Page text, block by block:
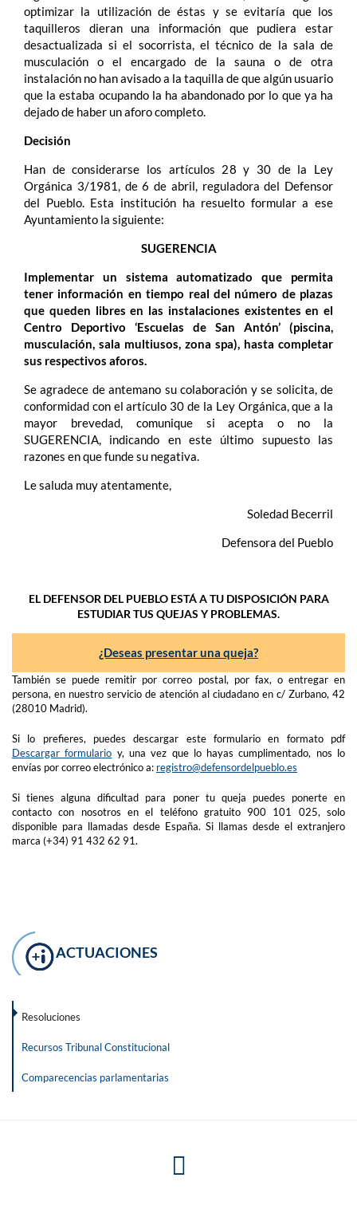
optimizar la utilización de éstas y se evitaría que los
taquilleros dieran una información que pudiera estar
desactualizada si el socorrista, el técnico de la sala de
musculación o el encargado de la sauna o de otra
instalación no han avisado a la taquilla de que algún usuario
que la estaba ocupando la ha abandonado por lo que ya ha
dejado de haber un aforo completo.
Decisión
Han de considerarse los artículos 28 y 30 de la Ley
Orgánica 3/1981, de 6 de abril, reguladora del Defensor
del Pueblo. Esta institución ha resuelto formular a ese
Ayuntamiento la siguiente:
SUGERENCIA
Implementar un sistema automatizado que permita
tener información en tiempo real del número de plazas
que queden libres en las instalaciones existentes en el
Centro Deportivo ‘Escuelas de San Antón’ (piscina,
musculación, sala multiusos, zona spa), hasta completar
sus respectivos aforos.
Se agradece de antemano su colaboración y se solicita, de
conformidad con el artículo 30 de la Ley Orgánica, que a la
mayor brevedad, comunique si acepta o no la
SUGERENCIA, indicando en este último supuesto las
razones en que funde su negativa.
Le saluda muy atentamente,
Soledad Becerril
Defensora del Pueblo
EL DEFENSOR DEL PUEBLO ESTÁ A TU DISPOSICIÓN PARA
ESTUDIAR TUS QUEJAS Y PROBLEMAS.
¿Deseas presentar una queja?
También se puede remitir por correo postal, por fax, o entregar en
persona, en nuestro servicio de atención al ciudadano en c/ Zurbano, 42
(28010 Madrid).
Si lo prefieres, puedes descargar este formulario en formato pdf
Descargar formulario y, una vez que lo hayas cumplimentado, nos lo
envías por correo electrónico a: registro@defensordelpueblo.es
Si tienes alguna dificultad para poner tu queja puedes ponerte en
contacto con nosotros en el teléfono gratuito 900 101 025, solo
disponible para llamadas desde España. Si llamas desde el extranjero
marca (+34) 91 432 62 91.
ACTUACIONES
Resoluciones
Recursos Tribunal Constitucional
Comparecencias parlamentarias